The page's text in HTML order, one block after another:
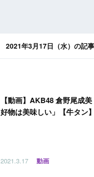
2021年3月17日（水）の記事
【動画】AKB48 倉野尾成
好物は美味しい」【牛タン】
2021.3.17 動画